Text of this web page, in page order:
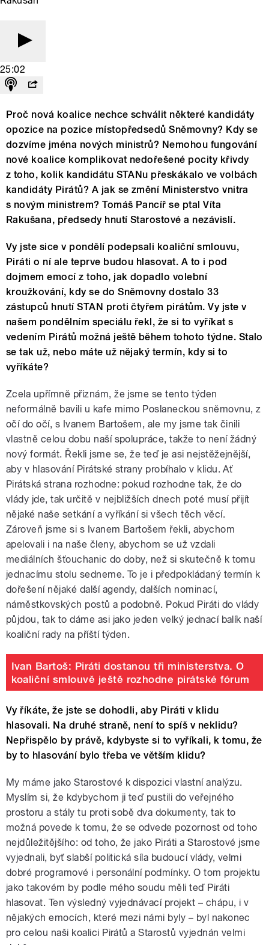
25:02
Proč nová koalice nechce schválit některé kandidáty
opozice na pozice místopředsedů Sněmovny? Kdy se
dozvíme jména nových ministrů? Nemohou fungování
nové koalice komplikovat nedořešené pocity křivdy
z toho, kolik kandidátu STANu přeskákalo ve volbách
kandidáty Pirátů? A jak se změní Ministerstvo vnitra
s novým ministrem? Tomáš Pancíř se ptal Víta
Rakušana, předsedy hnutí Starostové a nezávislí.
Vy jste sice v pondělí podepsali koaliční smlouvu,
Piráti o ní ale teprve budou hlasovat. A to i pod
dojmem emocí z toho, jak dopadlo volební
kroužkování, kdy se do Sněmovny dostalo 33
zástupců hnutí STAN proti čtyřem pirátům. Vy jste v
našem pondělním speciálu řekl, že si to vyříkat s
vedením Pirátů možná ještě během tohoto týdne. Stalo
se tak už, nebo máte už nějaký termín, kdy si to
vyříkáte?
Zcela upřímně přiznám, že jsme se tento týden
neformálně bavili u kafe mimo Poslaneckou sněmovnu, z
očí do očí, s Ivanem Bartošem, ale my jsme tak činili
vlastně celou dobu naší spolupráce, takže to není žádný
nový formát. Řekli jsme se, že teď je asi nejstěžejnější,
aby v hlasování Pirátské strany probíhalo v klidu. Ať
Pirátská strana rozhodne: pokud rozhodne tak, že do
vlády jde, tak určitě v nejbližších dnech poté musí přijít
nějaké naše setkání a vyříkání si všech těch věcí.
Zároveň jsme si s Ivanem Bartošem řekli, abychom
apelovali i na naše členy, abychom se už vzdali
mediálních šťouchanic do doby, než si skutečně k tomu
jednacímu stolu sedneme. To je i předpokládaný termín k
dořešení nějaké další agendy, dalších nominací,
náměstkovských postů a podobně. Pokud Piráti do vlády
půjdou, tak to dáme asi jako jeden velký jednací balík naší
koaliční rady na příští týden.
Ivan Bartoš: Piráti dostanou tři ministerstva. O
koaliční smlouvě ještě rozhodne pirátské fórum
Vy říkáte, že jste se dohodli, aby Piráti v klidu
hlasovali. Na druhé straně, není to spíš v neklidu?
Nepřispělo by právě, kdybyste si to vyříkali, k tomu, že
by to hlasování bylo třeba ve větším klidu?
My máme jako Starostové k dispozici vlastní analýzu.
Myslím si, že kdybychom ji teď pustili do veřejného
prostoru a stály tu proti sobě dva dokumenty, tak to
možná povede k tomu, že se odvede pozornost od toho
nejdůležitějšího: od toho, že jako Piráti a Starostové jsme
vyjednali, byť slabší politická síla budoucí vlády, velmi
dobré programové i personální podmínky. O tom projektu
jako takovém by podle mého soudu měli teď Piráti
hlasovat. Ten výsledný vyjednávací projekt – chápu, i v
nějakých emocích, které mezi námi byly – byl nakonec
pro celou naši koalici Pirátů a Starostů vyjednán velmi